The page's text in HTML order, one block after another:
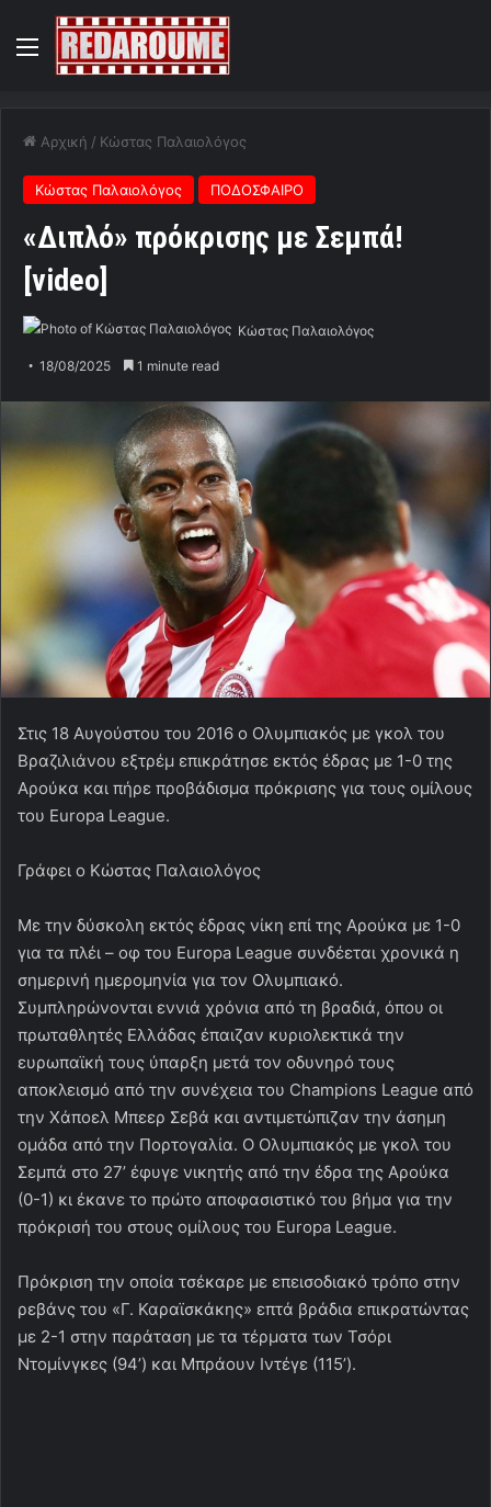
Menu
Αρχική / Κώστας Παλαιολόγος
Κώστας Παλαιολόγος ΠΟΔΟΣΦΑΙΡΟ
«Διπλό» πρόκρισης με Σεμπά!
[video]
Κώστας Παλαιολόγος
18/08/2025 1 minute read
Στις 18 Αυγούστου του 2016 ο Ολυμπιακός με γκολ του
Βραζιλιάνου εξτρέμ επικράτησε εκτός έδρας με 1-0 της
Αρούκα και πήρε προβάδισμα πρόκρισης για τους ομίλους
του Europa League.
Γράφει ο Κώστας Παλαιολόγος
Με την δύσκολη εκτός έδρας νίκη επί της Αρούκα με 1-0
για τα πλέι – οφ του Europa League συνδέεται χρονικά η
σημερινή ημερομηνία για τον Ολυμπιακό.
Συμπληρώνονται εννιά χρόνια από τη βραδιά, όπου οι
πρωταθλητές Ελλάδας έπαιζαν κυριολεκτικά την
ευρωπαϊκή τους ύπαρξη μετά τον οδυνηρό τους
αποκλεισμό από την συνέχεια του Champions League από
την Χάποελ Μπεερ Σεβά και αντιμετώπιζαν την άσημη
ομάδα από την Πορτογαλία. Ο Ολυμπιακός με γκολ του
Σεμπά στο 27’ έφυγε νικητής από την έδρα της Αρούκα
(0-1) κι έκανε το πρώτο αποφασιστικό του βήμα για την
πρόκρισή του στους ομίλους του Europa League.
Πρόκριση την οποία τσέκαρε με επεισοδιακό τρόπο στην
ρεβάνς του «Γ. Καραϊσκάκης» επτά βράδια επικρατώντας
με 2-1 στην παράταση με τα τέρματα των Τσόρι
Ντομίνγκες (94’) και Μπράουν Ιντέγε (115’).